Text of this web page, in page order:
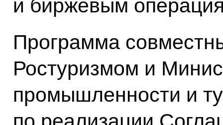
и биржевым
Программа
Ростуризмом и
промышленности и